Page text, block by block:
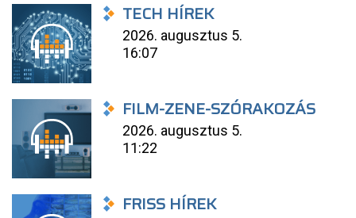
TECH HÍREK
2026. augusztus 5.
16:07
FILM-ZENE-SZÓRAKOZÁS
2026. augusztus 5.
11:22
FRISS HÍREK